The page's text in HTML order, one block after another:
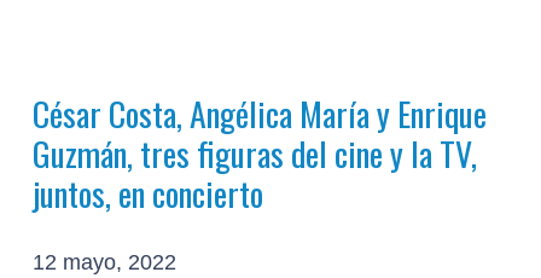
César Costa, Angélica María y Enrique
Guzmán, tres figuras del cine y la TV,
juntos, en concierto
12 mayo, 2022